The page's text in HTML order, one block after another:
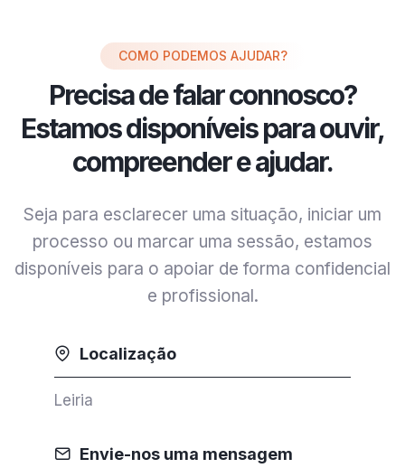
COMO PODEMOS AJUDAR?
Precisa de falar connosco?
Estamos disponíveis para ouvir,
compreender e ajudar.
Seja para esclarecer uma situação, iniciar um
processo ou marcar uma sessão, estamos
disponíveis para o apoiar de forma confidencial
e profissional.
Localização
Leiria
Envie-nos uma mensagem